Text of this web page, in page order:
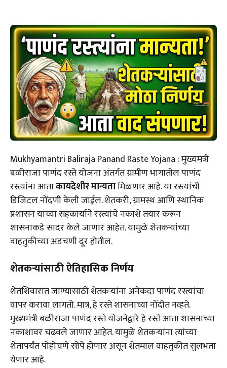
Mukhyamantri Baliraja Panand Raste Yojana : मुख्यमंत्री
बळीराजा पाणंद रस्ते योजना अंतर्गत ग्रामीण भागातील पाणंद
रस्त्यांना आताकायदेशीर मान्यतामिळणार आहे. या रस्त्यांची
डिजिटल नोंदणी केली जाईल. शेतकरी, ग्रामस्थ आणि स्थानिक
प्रशासन यांच्या सहकार्याने रस्त्यांचे नकाशे तयार करून
शासनाकडे सादर केले जाणार आहेत. यामुळे शेतकऱ्यांच्या
वाहतुकीच्या अडचणी दूर होतील.
शेतकऱ्यांसाठी ऐतिहासिक निर्णय
शेतशिवारात जाण्यासाठी शेतकऱ्यांना अनेकदा पाणंद रस्त्यांचा
वापर करावा लागतो. मात्र, हे रस्ते शासनाच्या नोंदीत नव्हते.
मुख्यमंत्री बळीराजा पाणंद रस्ते योजनेद्वारे हे रस्ते आता शासनाच्या
नकाशावर चढवले जाणार आहेत. यामुळे शेतकऱ्यांना त्यांच्या
शेतापर्यंत पोहोचणे सोपे होणार असून शेतमाल वाहतुकीत सुलभता
येणार आहे.